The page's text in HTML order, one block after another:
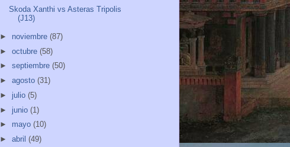
Skoda Xanthi vs Asteras Tripolis
(J13)
► noviembre (87)
► octubre (58)
► septiembre (50)
► agosto (31)
► julio (5)
► junio (1)
► mayo (10)
► abril (49)